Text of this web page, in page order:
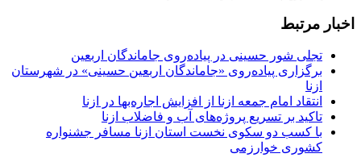
اخبار مرتبط
تجلی شور حسینی در پیاده‌روی جاماندگان اربعین
برگزاری پیاده‌روی «جاماندگان اربعین حسینی» در شهرستان
ازنا
انتقاد امام جمعه ازنا از افزایش اجاره‌بها در ازنا
تاکید بر تسریع پروژه‌های آب و فاضلاب ازنا
با کسب دو سکوی نخست استان ازنا مسافر جشنواره
کشوری خوارزمی